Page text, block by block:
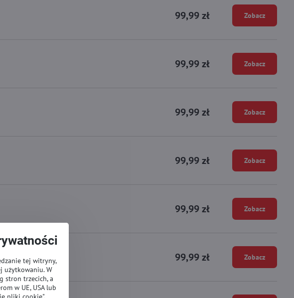
99,99 zł Zobacz
99,99 zł Zobacz
99,99 zł Zobacz
99,99 zł Zobacz
99,99 zł Zobacz
99,99 zł Zobacz
tej witryny,
użytkowaniu. W
stron trzecich, a
w UE, USA lub